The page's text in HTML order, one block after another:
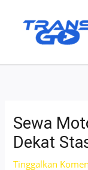
Sewa
Dekat
Tinggalkan